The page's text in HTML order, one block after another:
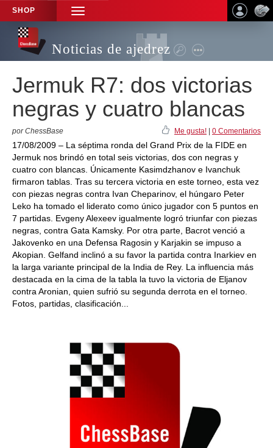
SHOP
TOGGLE
NAVIGATION
Noticias de ajedrez
Jermuk R7: dos victorias
negras y cuatro blancas
por ChessBase Me gusta! 0 Comentarios
17/08/2009 – La séptima ronda del Grand Prix de la FIDE en
Jermuk nos brindó en total seis victorias, dos con negras y
cuatro con blancas. Únicamente Kasimdzhanov e Ivanchuk
firmaron tablas. Tras su tercera victoria en este torneo, esta vez
con piezas negras contra Ivan Cheparinov, el húngaro Peter
Leko ha tomado el liderato como único jugador con 5 puntos en
7 partidas. Evgeny Alexeev igualmente logró triunfar con piezas
negras, contra Gata Kamsky. Por otra parte, Bacrot venció a
Jakovenko en una Defensa Ragosin y Karjakin se impuso a
Akopian. Gelfand inclinó a su favor la partida contra Inarkiev en
la larga variante principal de la India de Rey. La influencia más
destacada en la cima de la tabla la tuvo la victoria de Eljanov
contra Aronian, quien sufrió su segunda derrota en el torneo.
Fotos, partidas, clasificación...